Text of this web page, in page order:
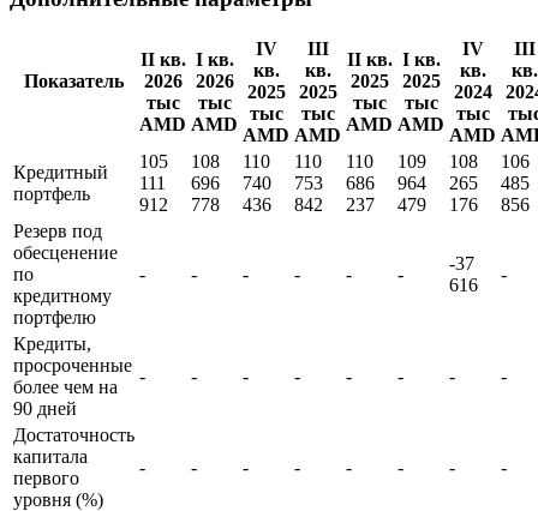
Показатель
II кв.
2026
тыс
AMD
I кв.
2026
тыс
AMD
IV
кв.
2025
тыс
AMD
III
кв.
2025
тыс
AMD
II кв.
2025
тыс
AMD
I кв.
2025
тыс
AMD
IV
кв.
2024
тыс
AMD
III
кв.
Кредитный
портфель
105
111
912
108
696
778
110
740
436
110
753
842
110
686
237
109
964
479
108
265
176
106
485
856
Резерв под
обесценение
по
кредитному
портфелю
- - - - - -
-37
616
-
Кредиты,
просроченные
более чем на
90 дней
- - - - - - - -
Достаточность
капитала
первого
уровня (%)
- - - - - - - -